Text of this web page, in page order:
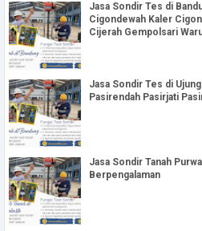
Jasa Sondir Tes di
Cigondewah Kaler
Cijerah Gempolsari
Jasa Sondir Tes di
Pasirendah Pasirjati
Jasa Sondir Tanah
Berpengalaman